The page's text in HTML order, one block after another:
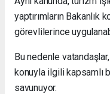
yaptırımların
görevlilerince
Bu nedenle
konuyla ilgili kapsamlı
savunuyor.